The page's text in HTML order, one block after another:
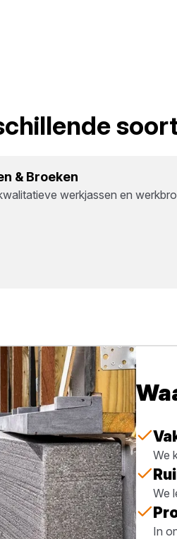
&Broe­ken
werkjassen en
We
We
In